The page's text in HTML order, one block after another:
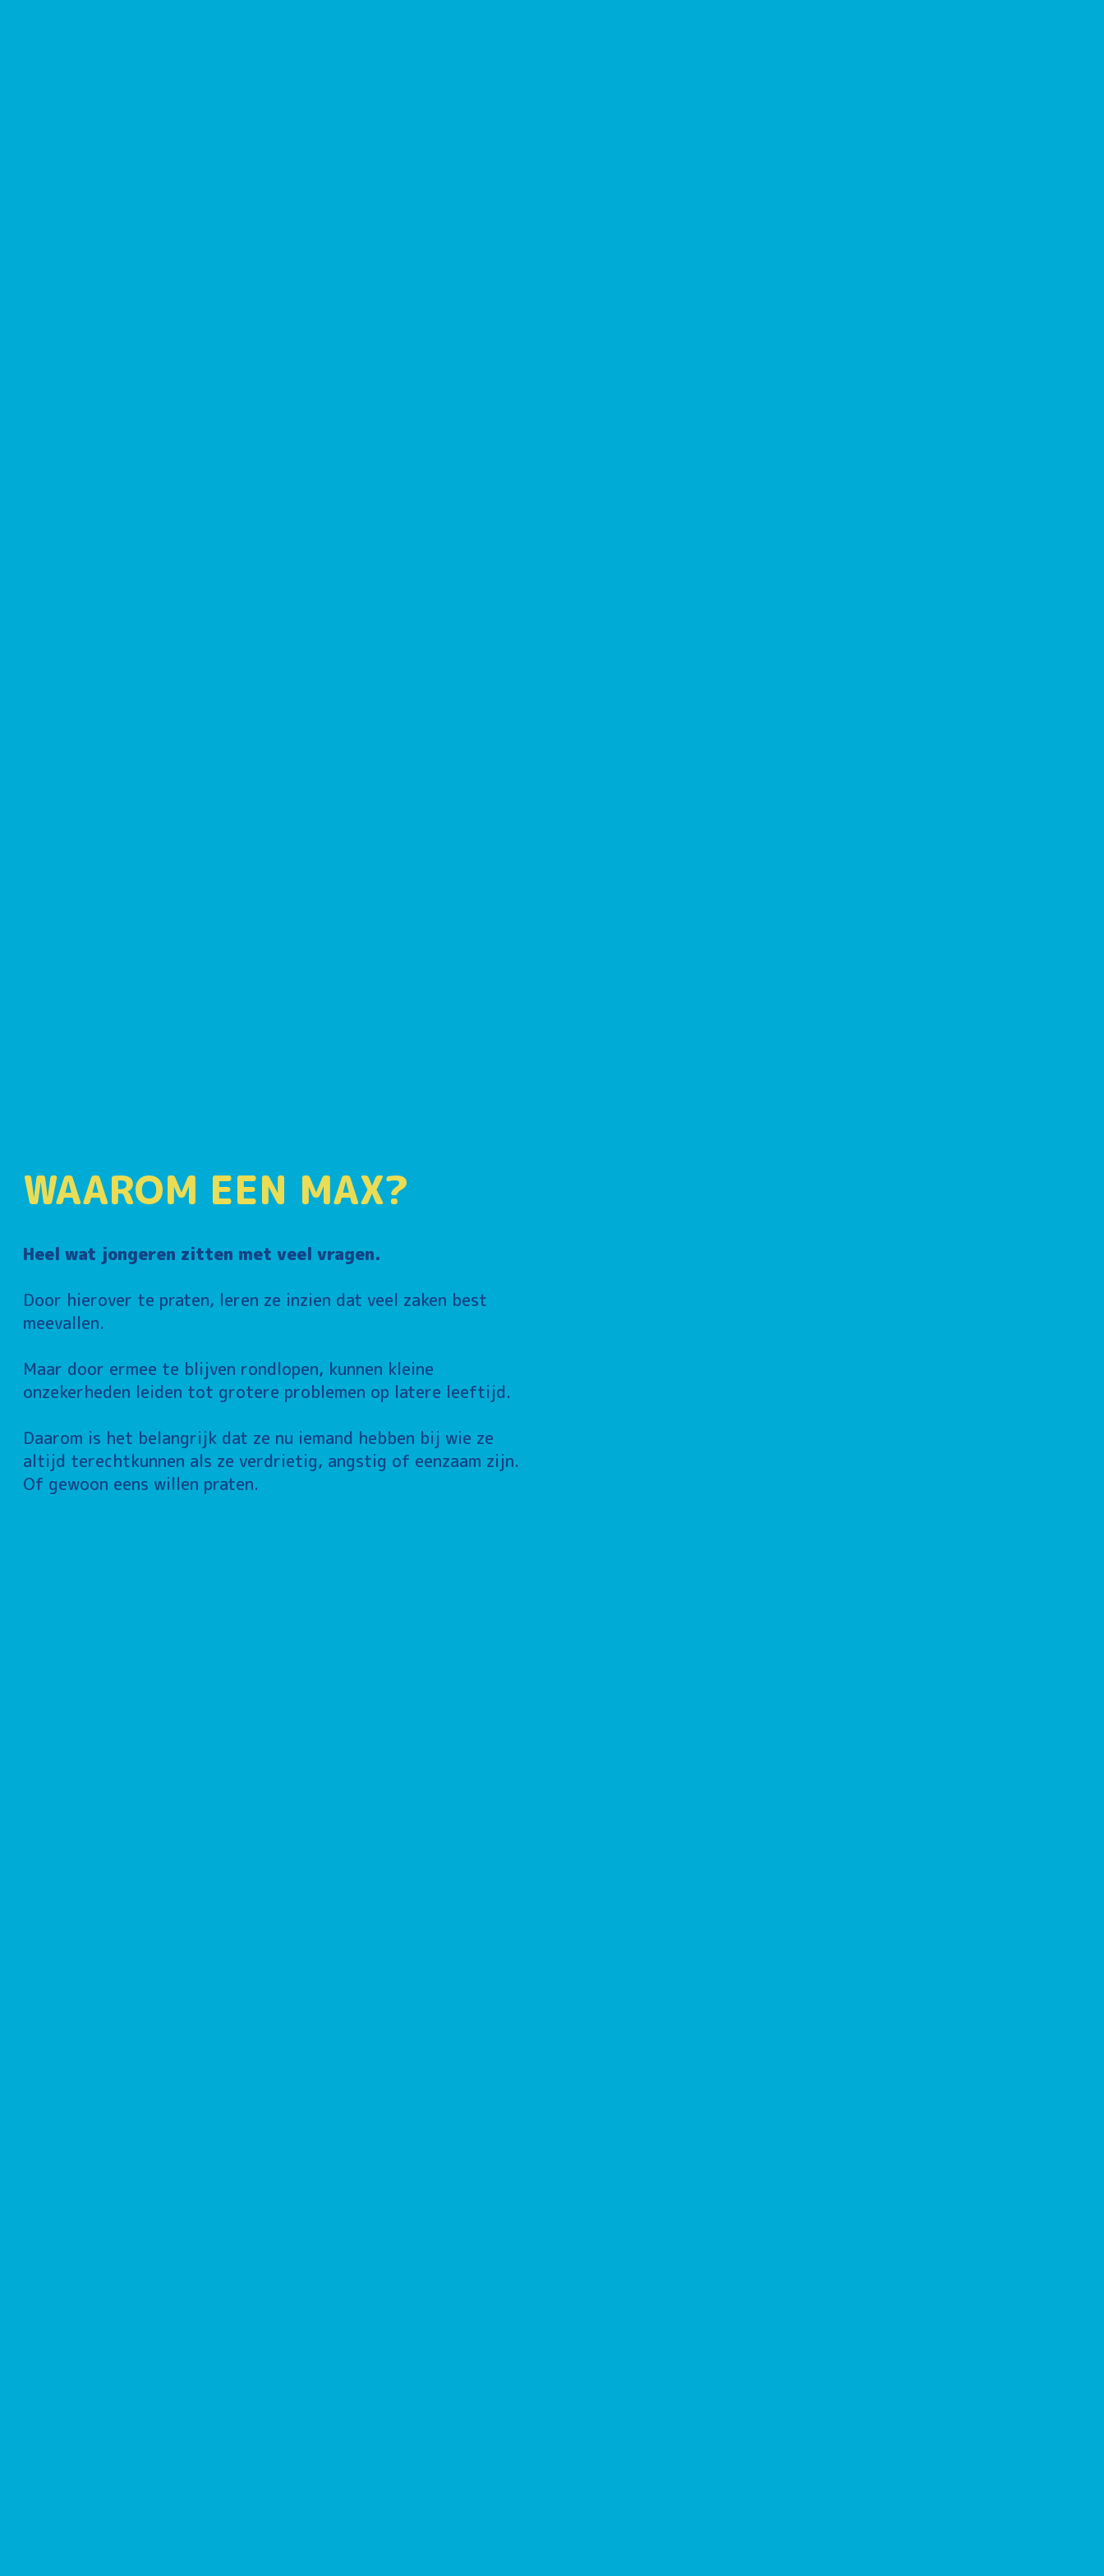
WAAROM EEN MAX?
Heel wat jongeren zitten met veel vragen.
Door hierover te praten, leren ze inzien dat veel zaken best
meevallen.
Maar door ermee te blijven rondlopen, kunnen kleine
onzekerheden leiden tot grotere problemen op latere leeftijd.
Daarom is het belangrijk dat ze nu iemand hebben bij wie ze
altijd terechtkunnen als ze verdrietig, angstig of eenzaam zijn.
Of gewoon eens willen praten.